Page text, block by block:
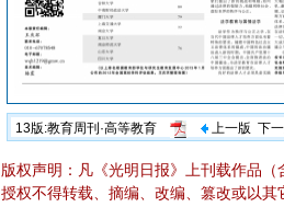
13版:教育周刊·高等教育 上一版 下
版权声明：凡《光明日报》上刊载作品（
授权不得转载、摘编、改编、篡改或以其